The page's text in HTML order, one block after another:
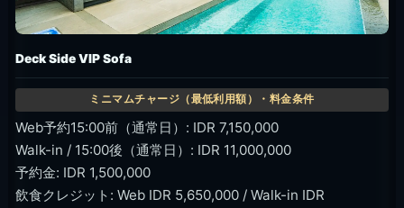
Deck Side VIP Sofa
Web予約15:00前（通常日）: IDR 7,150,000
Walk-in / 15:00後（通常日）: IDR 11,000,000
予約金: IDR 1,500,000
飲食クレジット: Web IDR 5,650,000 / Walk-in IDR